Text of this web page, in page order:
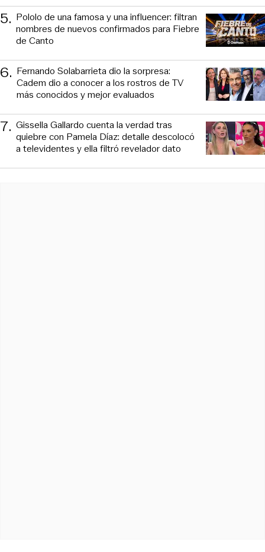
5. Pololo de una famosa y una influencer: filtran
nombres de nuevos confirmados para Fiebre
de Canto
6. Fernando Solabarrieta dio la sorpresa:
Cadem dio a conocer a los rostros de TV
más conocidos y mejor evaluados
7. Gissella Gallardo cuenta la verdad tras
quiebre con Pamela Díaz: detalle descolocó
a televidentes y ella filtró revelador dato